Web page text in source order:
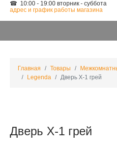
☎ 10:00 - 19:00 вторник - суббота
адрес и график работы магазина
Главная Товары
Legenda
Дверь X-1 грей
Дверь X-1 грей